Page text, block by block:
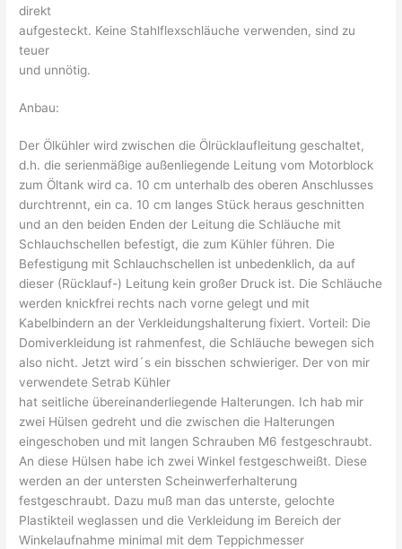
direkt
aufgesteckt. Keine Stahlflexschläuche verwenden, sind zu
teuer
und unnötig.
Anbau:
Der Ölkühler wird zwischen die Ölrücklaufleitung geschaltet,
d.h. die serienmäßige außenliegende Leitung vom Motorblock
zum Öltank wird ca. 10 cm unterhalb des oberen Anschlusses
durchtrennt, ein ca. 10 cm langes Stück heraus geschnitten
und an den beiden Enden der Leitung die Schläuche mit
Schlauchschellen befestigt, die zum Kühler führen. Die
Befestigung mit Schlauchschellen ist unbedenklich, da auf
dieser (Rücklauf-) Leitung kein großer Druck ist. Die Schläuche
werden knickfrei rechts nach vorne gelegt und mit
Kabelbindern an der Verkleidungshalterung fixiert. Vorteil: Die
Domiverkleidung ist rahmenfest, die Schläuche bewegen sich
also nicht. Jetzt wird´s ein bisschen schwieriger. Der von mir
verwendete Setrab Kühler
hat seitliche übereinanderliegende Halterungen. Ich hab mir
zwei Hülsen gedreht und die zwischen die Halterungen
eingeschoben und mit langen Schrauben M6 festgeschraubt.
An diese Hülsen habe ich zwei Winkel festgeschweißt. Diese
werden an der untersten Scheinwerferhalterung
festgeschraubt. Dazu muß man das unterste, gelochte
Plastikteil weglassen und die Verkleidung im Bereich der
Winkelaufnahme minimal mit dem Teppichmesser